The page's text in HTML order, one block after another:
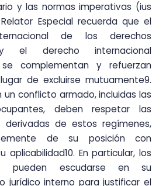
y las normas imperativas (ius
Especial recuerda que el
de los derechos
el derecho internacional
se complementan y refuerzan
de excluirse mutuamente9.
un conflicto armado, incluidas las
deben respetar las
derivadas de estos regímenes,
de su posición con
aplicabilidad10. En particular, los
pueden escudarse en su
jurídico interno para justificar el